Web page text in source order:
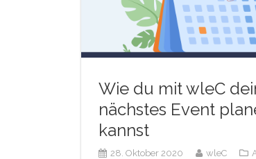
Wie du mit wleC
nächstes Event
kannst
28. Oktober 2020 wleC